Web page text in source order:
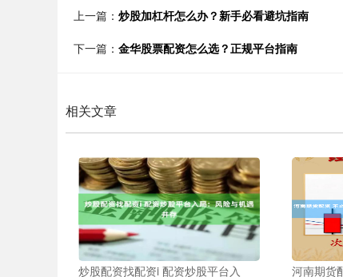
上一篇： 炒股加杠杆怎么办？新手必看避坑指南
下一篇： 金华股票配资怎么选？正规平台指南
相关文章
炒股配资找配资i 配资炒股平台入 河南期货